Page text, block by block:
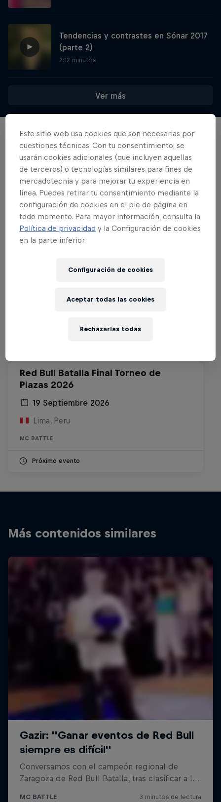
Tendencias y contrastes en Sónar 2017
(parte 2)
2:12 minutos
Ver más
Películas y Shows
Red Bull Batalla
MC BATTLE
Eventos
Red Bull Batalla Final Torneo de
Plazas 2026
19 Septiembre 2026
Lima, Peru
MC BATTLE
Próximo evento
Más contenidos similares
Este sitio web usa cookies que son necesarias por
cuestiones técnicas. Con tu consentimiento, se
usarán cookies adicionales (que incluyen aquellas
de terceros) o tecnologías similares para fines de
mercadotecnia y para mejorar tu experiencia en
línea. Puedes retirar tu consentimiento mediante la
configuración de cookies en el pie de página en
todo momento. Para mayor información, consulta la
Política de privacidad y la Configuración de cookies
en la parte inferior.
Configuración de cookies
Rechazarlas todas
Aceptar todas las cookies